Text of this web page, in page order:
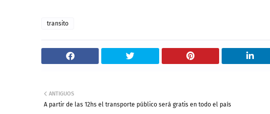
transito
ANTIGUOS
A partir de las 12hs el transporte público será gratis en todo el país